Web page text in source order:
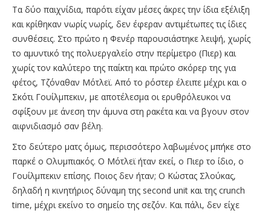
Τα δύο παιχνίδια, παρότι είχαν μέσες άκρες την ίδια εξέλιξη
και κρίθηκαν νωρίς νωρίς, δεν έφεραν αντιμέτωπες τις ίδιες
συνθέσεις. Στο πρώτο η Φενέρ παρουσιάστηκε λειψή, χωρίς
το αμυντικό της πολυεργαλείο στην περίμετρο (Πιερ) και
χωρίς τον καλύτερο της παίκτη και πρώτο σκόρερ της για
φέτος, Τζόναθαν Μότλεϊ. Από το ρόστερ έλειπε μέχρι και ο
Σκότι Γουίλμπεκιν, με αποτέλεσμα οι ερυθρόλευκοι να
σφίξουν με άνεση την άμυνα στη ρακέτα και να βγουν στον
αιφνιδιασμό σαν βέλη.
Στο δεύτερο ματς όμως, περισσότερο λαβωμένος μπήκε στο
παρκέ ο Ολυμπιακός. Ο Μότλεϊ ήταν εκεί, ο Πιερ το ίδιο, ο
Γουίλμπεκιν επίσης. Ποιος δεν ήταν; Ο Κώστας Σλούκας,
δηλαδή η κινητήριος δύναμη της second unit και της crunch
time, μέχρι εκείνο το σημείο της σεζόν. Και πάλι, δεν είχε